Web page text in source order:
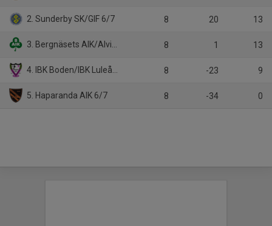
2. Sunderby SK/GIF 6/7 8 20 13
3. Bergnäsets AIK/Alviks IK 5/6/7/8 8 1 13
4. IBK Boden/IBK Luleå 7 8 -23 9
5. Haparanda AIK 6/7 8 -34 0